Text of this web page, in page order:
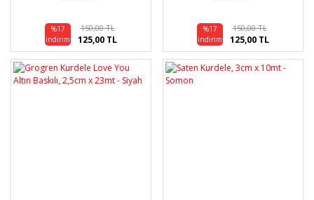
%17
indirim
150,00 TL
125,00 TL
%17
indirim
150,00 TL
125,00 TL